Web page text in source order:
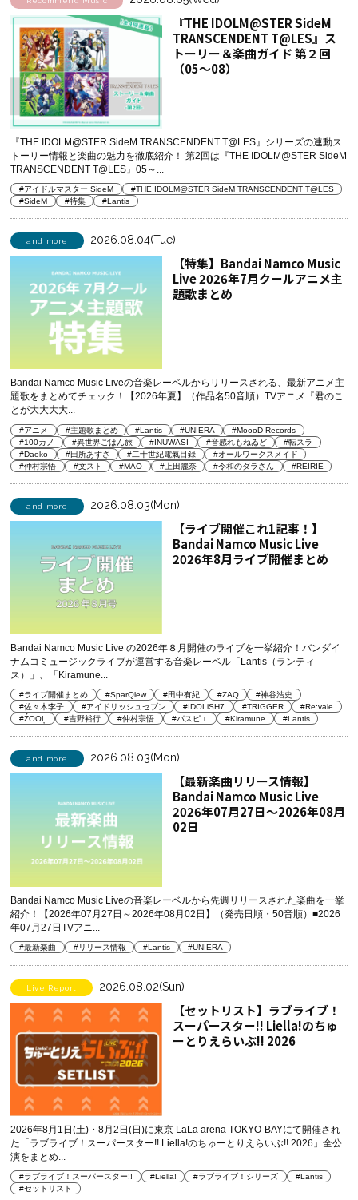
『THE IDOLM@STER SideM
TRANSCENDENT T@LES』ス
トーリー＆楽曲ガイド 第２回
（05～08）
『THE IDOLM@STER SideM TRANSCENDENT T@LES』シリーズの連動ス
トーリー情報と楽曲の魅力を徹底紹介！ 第2回は『THE IDOLM@STER SideM
TRANSCENDENT T@LES』05～...
#アイドルマスター SideM
#THE IDOLM@STER SideM TRANSCENDENT T@LES
#SideM
#特集 #Lantis
and more 2026.08.04(Tue)
【特集】Bandai Namco Music
Live 2026年7月クールアニメ主
題歌まとめ
Bandai Namco Music Liveの音楽レーベルからリリースされる、最新アニメ主
題歌をまとめてチェック！【2026年夏】（作品名50音順）TVアニメ『君のこ
とが大大大大...
#アニメ #主題歌まとめ #Lantis #UNIERA
#MoooD Records
#100カノ
#異世界ごはん旅 #INUWASI #音感れもねゐど
#転スラ
#Daoko
#田所あずさ #二十世紀電氣目録
#オールワークスメイド
#仲村宗悟
#文スト #MAO #上田麗奈 #令和のダラさん #REIRIE
and more 2026.08.03(Mon)
【ライブ開催これ1記事！】
Bandai Namco Music Live
2026年8月ライブ開催まとめ
Bandai Namco Music Live の2026年８月開催のライブを一挙紹介！バンダイ
ナムコミュージックライブが運営する音楽レーベル「Lantis（ランティ
ス）」、「Kiramune...
#ライブ開催まとめ #SparQlew #田中有紀 #ZAQ
#神谷浩史
#佐々木李子
#アイドリッシュセブン #IDOLiSH7 #TRIGGER
#Re:vale
#ŹOOĻ
#吉野裕行 #仲村宗悟 #パスピエ #Kiramune #Lantis
and more 2026.08.03(Mon)
【最新楽曲リリース情報】
Bandai Namco Music Live
2026年07月27日～2026年08月
02日
Bandai Namco Music Liveの音楽レーベルから先週リリースされた楽曲を一挙
紹介！【2026年07月27日～2026年08月02日】（発売日順・50音順）■2026
年07月27日TVアニ...
#最新楽曲 #リリース情報 #Lantis #UNIERA
Live Report 2026.08.02(Sun)
【セットリスト】ラブライブ！
スーパースター!! Liella!のちゅ
ーとりえらいぶ!! 2026
2026年8月1日(土)・8月2日(日)に東京 LaLa arena TOKYO-BAYにて開催され
た「ラブライブ！スーパースター!! Liella!のちゅーとりえらいぶ!! 2026」全公
演をまとめ...
#ラブライブ！スーパースター!! #Liella! #ラブライブ！シリーズ
#Lantis
#セットリスト